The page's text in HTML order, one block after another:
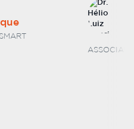
DA BARCELOS E
DE ADVOGADOS